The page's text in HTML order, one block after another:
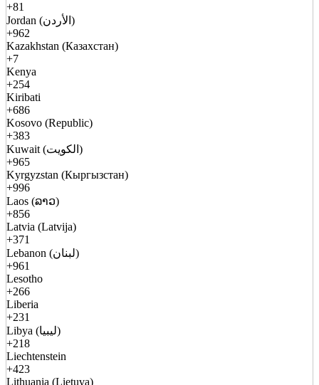
+81
Jordan (الأردن)
+962
Kazakhstan (Казахстан)
+7
Kenya
+254
Kiribati
+686
Kosovo (Republic)
+383
Kuwait (الكويت)
+965
Kyrgyzstan (Кыргызстан)
+996
Laos (ລາວ)
+856
Latvia (Latvija)
+371
Lebanon (لبنان)
+961
Lesotho
+266
Liberia
+231
Libya (ليبيا)
+218
Liechtenstein
+423
Lithuania (Lietuva)